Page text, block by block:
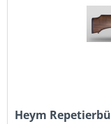
Heym